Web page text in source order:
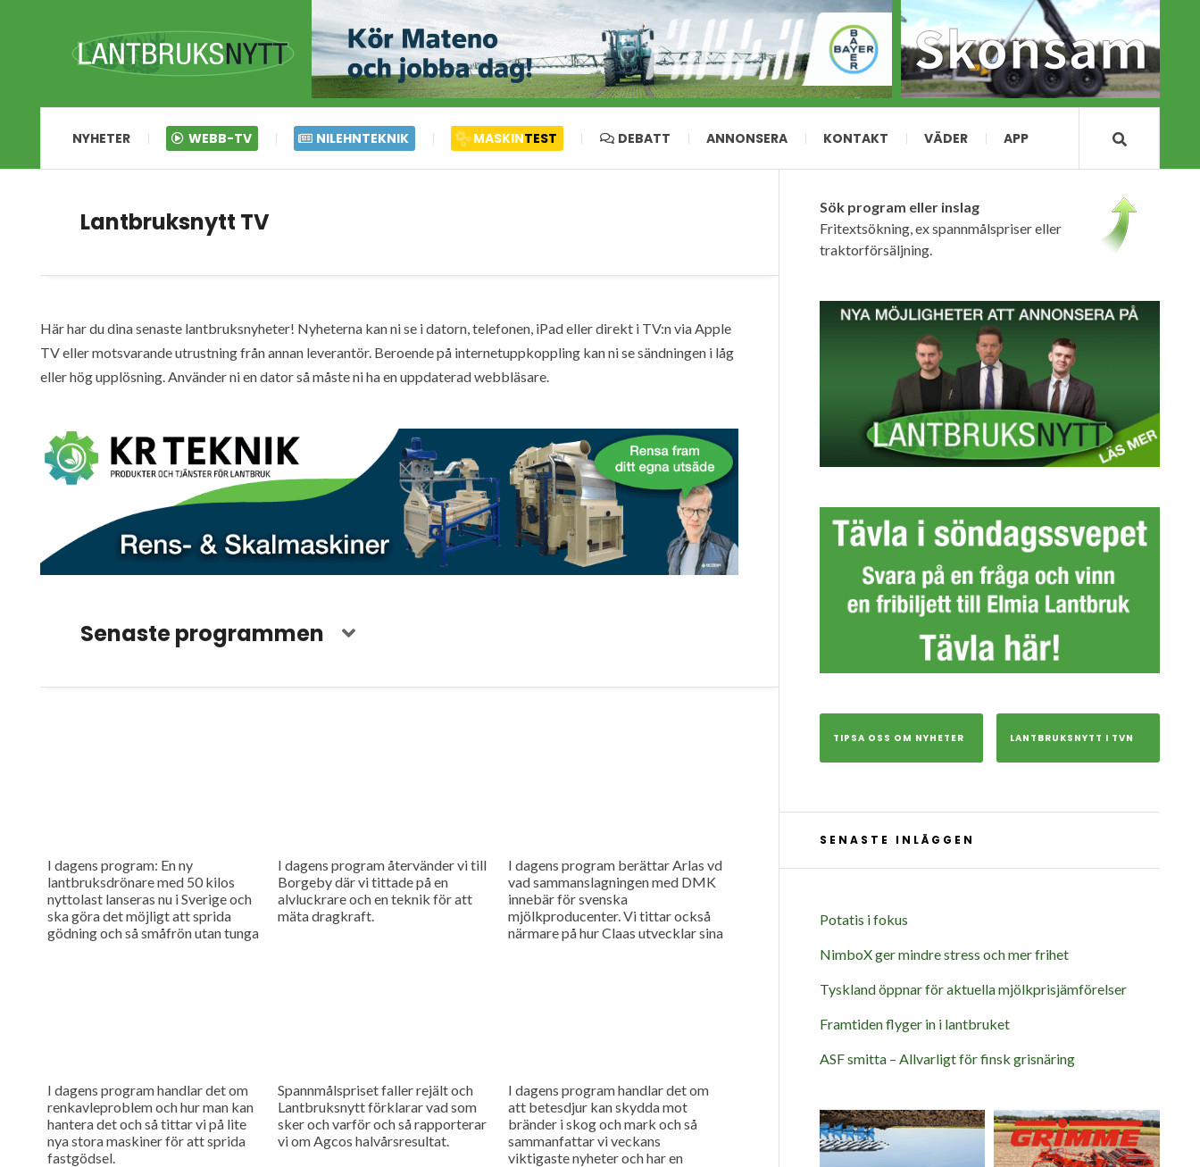
NYHETER WEBB-TV NILEHNTEKNIK MASKINTEST DEBATT ANNONSERA KONTAKT VÄDER APP
Lantbruksnytt TV
Här har du dina senaste lantbruksnyheter! Nyheterna kan ni se i datorn, telefonen, iPad eller direkt i TV:n via Apple
TV eller motsvarande utrustning från annan leverantör. Beroende på internetuppkoppling kan ni se sändningen i låg
eller hög upplösning. Använder ni en dator så måste ni ha en uppdaterad webbläsare.
Senaste programmen
I dagens program: En ny
lantbruksdrönare med 50 kilos
nyttolast lanseras nu i Sverige och
ska göra det möjligt att sprida
gödning och så småfrön utan tunga
I dagens program återvänder vi till
Borgeby där vi tittade på en
alvluckrare och en teknik för att
mäta dragkraft.
I dagens program berättar Arlas vd
vad sammanslagningen med DMK
innebär för svenska
mjölkproducenter. Vi tittar också
närmare på hur Claas utvecklar sina
I dagens program handlar det om
renkavleproblem och hur man kan
hantera det och så tittar vi på lite
nya stora maskiner för att sprida
fastgödsel.
Spannmålspriset faller rejält och
Lantbruksnytt förklarar vad som
sker och varför och så rapporterar
vi om Agcos halvårsresultat.
I dagens program handlar det om
att betesdjur kan skydda mot
bränder i skog och mark och så
sammanfattar vi veckans
viktigaste nyheter och har en
Sök program eller inslag
Fritextsökning, ex spannmålspriser eller
traktorförsäljning.
TIPSA OSS OM NYHETER LANTBRUKSNYTT I TVN
SENASTE INLÄGGEN
Potatis i fokus
NimboX ger mindre stress och mer frihet
Tyskland öppnar för aktuella mjölkprisjämförelser
Framtiden flyger in i lantbruket
ASF smitta – Allvarligt för finsk grisnäring